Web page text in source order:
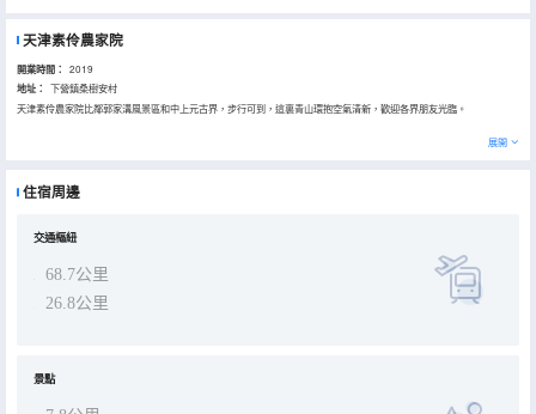
天津素伶農家院
開業時間： 2019
地址：
下營鎮桑樹安村
天津素伶農家院比鄰郭家溝風景區和中上元古界，步行可到，這裏青山環抱空氣清新，歡迎各界朋友光臨。
展開
住宿周邊
交通樞紐
68.7公里
26.8公里
景點